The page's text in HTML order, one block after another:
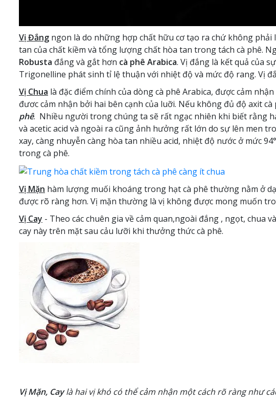
Vị Đắng ngon là do những hợp chất hữu cơ tạo ra chứ không phải
tan của chất kiềm và tổng lượng chất hòa tan trong tách cà phê.
Robusta đắng và gắt hơn cà phê Arabica. Vị đắng là kết quả của
Trigonelline phát sinh tỉ lệ thuận với nhiệt độ và mức độ rang. Vị
Vị Chua là đặc điểm chính của dòng cà phê Arabica, được cảm
đươc cảm nhận bởi hai bên cạnh của luỡi. Nếu không đủ độ axit
phê. Nhiều người trong chúng ta sẽ rất ngạc nhiên khi biết rằng
và acetic acid và ngoài ra cũng ảnh hưởng rất lớn do sự lên men
xay, càng nhuyễn càng hòa tan nhiều acid, nhiệt độ nước ở mức
trong cà phê.
Vị Mặn hàm lượng muối khoáng trong hạt cà phê thường nằm ở
được rõ ràng hơn. Vị mặn thường là vị không được mong muốn
Vị Cay - Theo các chuên gia về cảm quan,ngoài đắng , ngọt, chua
cay này trên mặt sau cảu lưỡi khi thưởng thức cà phê.
Vị Mặn, Caylà hai vị khó có thể cảm nhận một cách rõ ràng như